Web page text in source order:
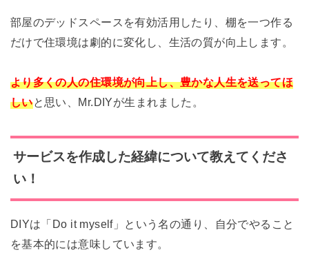
部屋のデッドスペースを有効活用したり、棚を一つ作る
だけで住環境は劇的に変化し、生活の質が向上します。
より多くの人の住環境が向上し、豊かな人生を送ってほ
しいと思い、Mr.DIYが生まれました。
サービスを作成した経緯について教えてくださ
い！
DIYは「Do it myself」という名の通り、自分でやること
を基本的には意味していま す。